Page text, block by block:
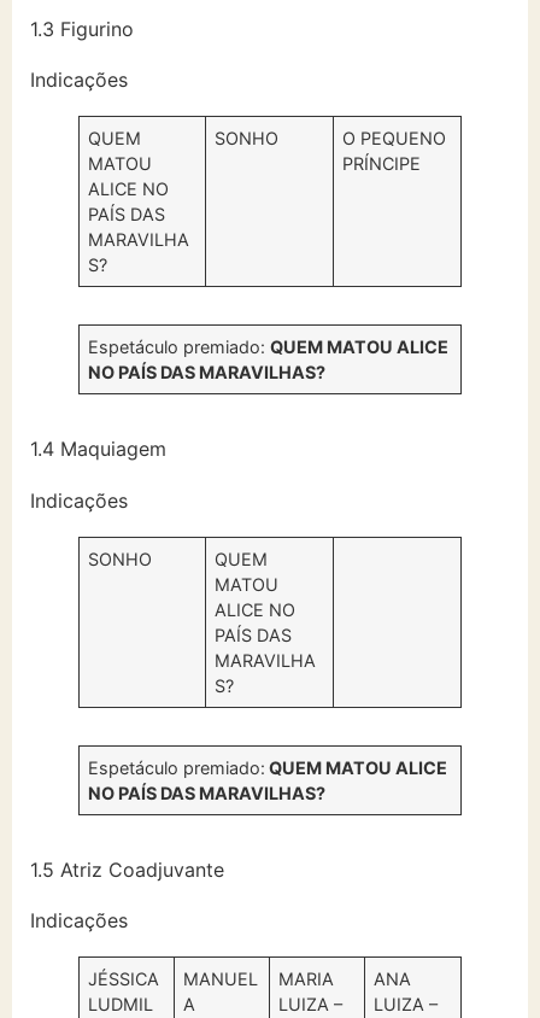
1.3 Figurino
Indicações
QUEM
MATOU
ALICE NO
PAÍS DAS
MARAVILHA
S?
SONHO
O PEQUENO
PRÍNCIPE
Espetáculo premiado:QUEM MATOU ALICE
NO PAÍS DAS MARAVILHAS?
1.4 Maquiagem
Indicações
SONHO
QUEM
MATOU
ALICE NO
PAÍS DAS
MARAVILHA
S?
Espetáculo premiado: QUEM MATOU ALICE
NO PAÍS DAS MARAVILHAS?
1.5 Atriz Coadjuvante
Indicações
JÉSSICA
LUDMIL
MANUEL
A
MARIA
LUIZA –
ANA
LUIZA –